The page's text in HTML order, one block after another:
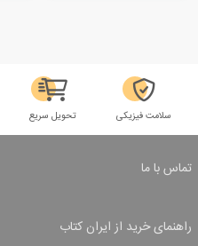
سلامت فیزیکی تحویل سریع
تماس با ما
راهنمای خرید از ایران کتاب